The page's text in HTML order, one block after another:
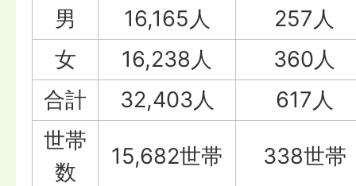
男
16,165人
257人
女
16,238人
360人
合計
32,403人
617人
世帯
数
15,682世帯 338世帯